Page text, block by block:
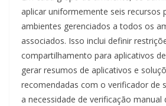
aplicar uniformemente seis recursos
ambientes gerenciados a todos os
associados. Isso inclui definir
compartilhamento para aplicativos
gerar resumos de aplicativos e
recomendadas com o verificador de
a necessidade de verificação manual